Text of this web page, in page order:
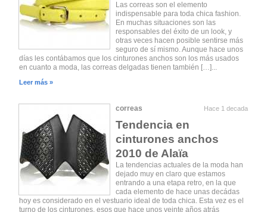
Las correas son el elemento
indispensable para toda chica fashion.
En muchas situaciones son las
responsables del éxito de un look, y
otras veces hacen posible sentirse más
seguro de sí mismo. Aunque hace unos
días les contábamos que los cinturones anchos son los más usados
en cuanto a moda, las correas delgadas tienen también […]...
Leer más »
correas Hace 1 decada
Tendencia en
cinturones anchos
2010 de Alaïa
La tendencias actuales de la moda han
dejado muy en claro que estamos
entrando a una etapa retro, en la que
cada elemento de hace unas decádas
hoy es considerado en el vestuario ideal de toda chica. Esta vez es el
turno de los cinturones, esos que hace unos veinte años atrás